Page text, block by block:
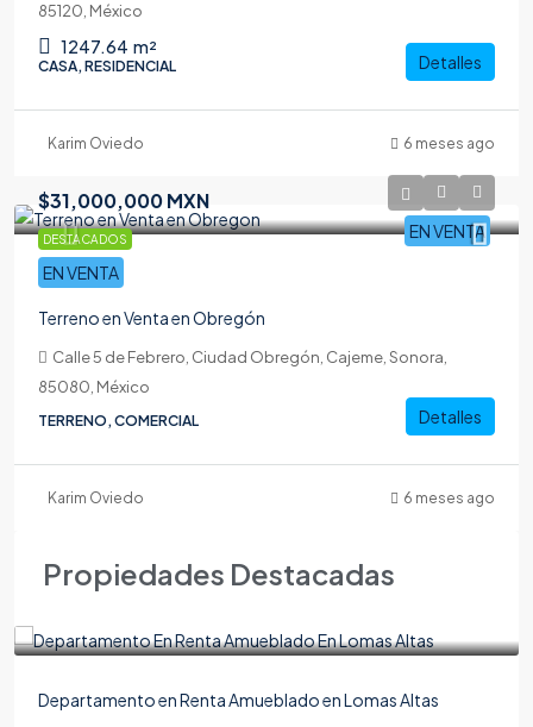
85120, México
1247.64 m²
CASA, RESIDENCIAL Detalles
Karim Oviedo 6 meses ago
DESTACADOS EN VENTA
$31,000,000 MXN
EN VENTA
Terreno en Venta en Obregón
Calle 5 de Febrero, Ciudad Obregón, Cajeme, Sonora,
85080, México
TERRENO, COMERCIAL Detalles
Karim Oviedo 6 meses ago
Propiedades Destacadas
Departamento en Renta Amueblado en Lomas Altas